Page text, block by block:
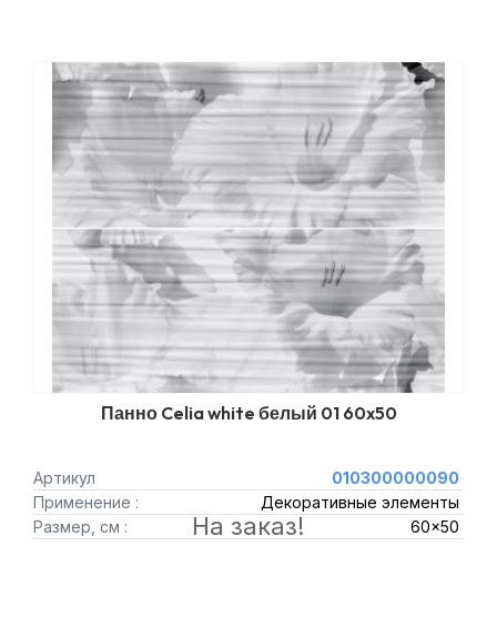
Панно Celia white белый 01 60x50
Артикул
010300000090
Применение :
Декоративные элементы
Размер, см :
60x50
На заказ!